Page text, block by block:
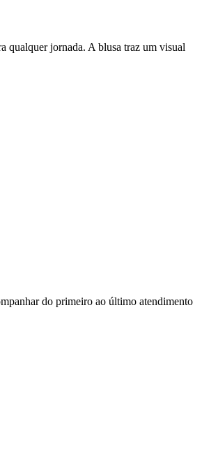
qualquer jornada. A blusa traz um visual
do primeiro ao último atendimento